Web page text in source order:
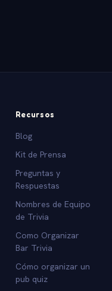
Recursos
Blog
Kit de Prensa
Preguntas y
Respuestas
Nombres de Equipo
de Trivia
Como Organizar
Bar Trivia
Cómo organizar un
pub quiz